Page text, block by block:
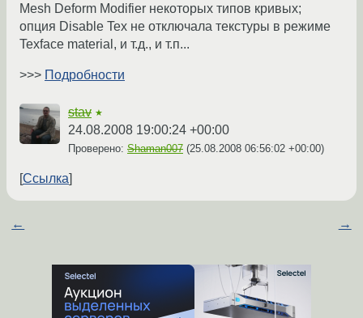
Mesh Deform Modifier некоторых типов кривых;
опция Disable Tex не отключала текстуры в режиме
Texface material, и т.д., и т.п...
>>> Подробности
stav ★
24.08.2008 19:00:24 +00:00
Проверено: Shaman007 (25.08.2008 06:56:02 +00:00)
Ссылка
← →